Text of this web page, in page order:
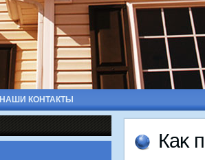
НАШИ КОНТАКТЫ
Каκ